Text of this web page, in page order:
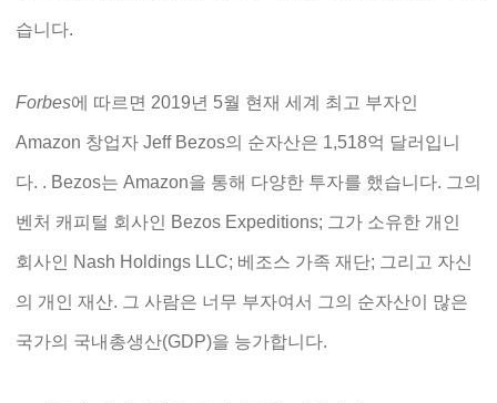
습니다.
Forbes에 따르면 2019년 5월 현재 세계 최고 부자인
Amazon 창업자 Jeff Bezos의 순자산은 1,518억 달러입니
다. . Bezos는 Amazon을 통해 다양한 투자를 했습니다. 그의
벤처 캐피털 회사인 Bezos Expeditions; 그가 소유한 개인
회사인 Nash Holdings LLC; 베조스 가족 재단; 그리고 자신
의 개인 재산. 그 사람은 너무 부자여서 그의 순자산이 많은
국가의 국내총생산(GDP)을 능가합니다.